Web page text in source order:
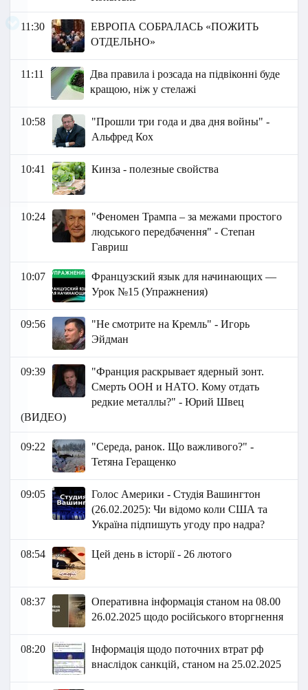
11:30
ЕВРОПА СОБРАЛАСЬ «ПОЖИТЬ
ОТДЕЛЬНО»
11:11
Два правила і розсада на підвіконні буде
кращою, ніж у стелажі
10:58
"Прошли три года и два дня войны" -
Альфред Кох
10:41 Кинза - полезные свойства
10:24
"Феномен Трампа – за межами простого
людського передбачення" - Степан
Гавриш
10:07
Французский язык для начинающих —
Урок №15 (Упражнения)
09:56
"Не смотрите на Кремль" - Игорь
Эйдман
09:39
"Франция раскрывает ядерный зонт.
Смерть ООН и НАТО. Кому отдать
редкие металлы?" - Юрий Швец
(ВИДЕО)
09:22
"Середа, ранок. Що важливого?" -
Тетяна Геращенко
09:05
Голос Америки - Студія Вашингтон
(26.02.2025): Чи відомо коли США та
Україна підпишуть угоду про надра?
08:54 Цей день в історії - 26 лютого
08:37
Оперативна інформація станом на 08.00
26.02.2025 щодо російського вторгнення
08:20
Інформація щодо поточних втрат рф
внаслідок санкцій, станом на 25.02.2025